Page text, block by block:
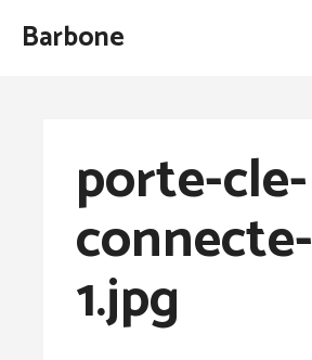
AllerBarbone
porte-cle-
connecte-
1.jpg